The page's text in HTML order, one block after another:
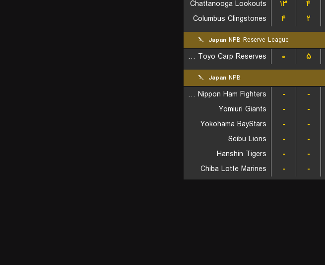
Chattanooga Lookouts ۱۳ ۴
Columbus Clingstones
۴ ۲
Japan NPB Reserve League
Hiroshima Toyo Carp Reserves ۰ ۵
Japan NPB
Hokkaido Nippon Ham Fighters - -
Yomiuri Giants
- -
Yokohama BayStars
- -
Seibu Lions
- -
Hanshin Tigers
- -
Chiba Lotte Marines
- -